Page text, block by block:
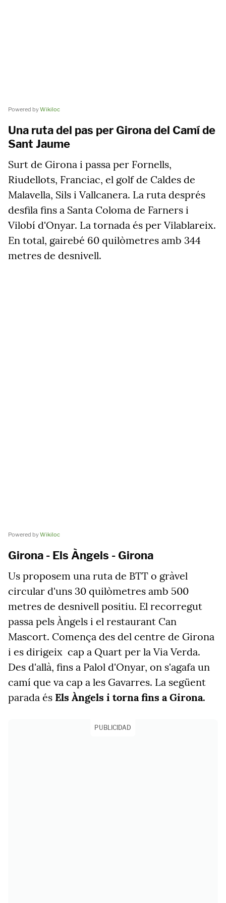
Powered byWikiloc
Una ruta del pas per Girona del Camí de
Sant Jaume
Surt de Girona i passa per Fornells,
Riudellots, Franciac, el golf de Caldes de
Malavella, Sils i Vallcanera. La ruta després
desfila fins a Santa Coloma de Farners i
Vilobí d'Onyar. La tornada és per Vilablareix.
En total, gairebé 60 quilòmetres amb 344
metres de desnivell.
Powered byWikiloc
Girona - Els Àngels - Girona
Us proposem una ruta de BTT o gràvel
circular d'uns 30 quilòmetres amb 500
metres de desnivell positiu. El recorregut
passa pels Àngels i el restaurant Can
Mascort. Comença des del centre de Girona
i es dirigeix cap a Quart per la Via Verda.
Des d'allà, fins a Palol d'Onyar, on s'agafa un
camí que va cap a les Gavarres. La següent
parada és Els Àngels i torna fins a Girona.
PUBLICIDAD